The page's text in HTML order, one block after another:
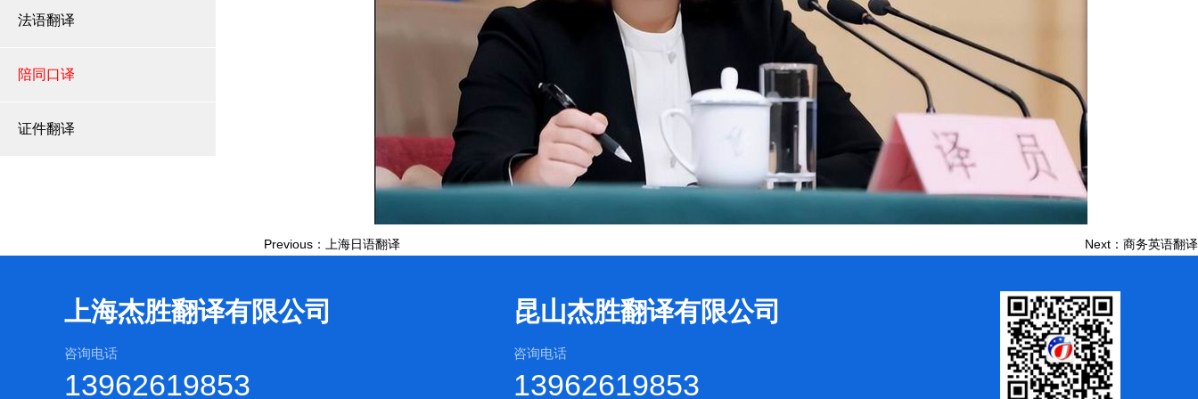
法语翻译
陪同口译
证件翻译
Previous：上海日语翻译 Next：商务英语翻译
上海杰胜翻译有限公司
咨询电话
13962619853
昆山杰胜翻译有限公司
咨询电话
13962619853